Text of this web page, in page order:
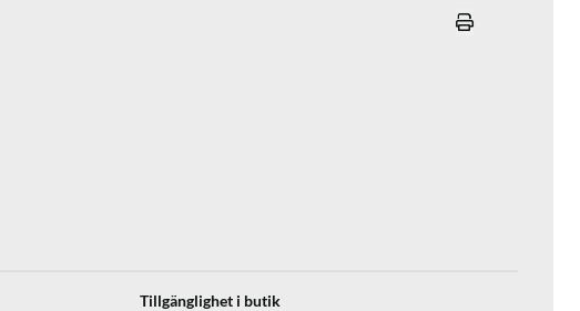
Tillgänglighet i butik